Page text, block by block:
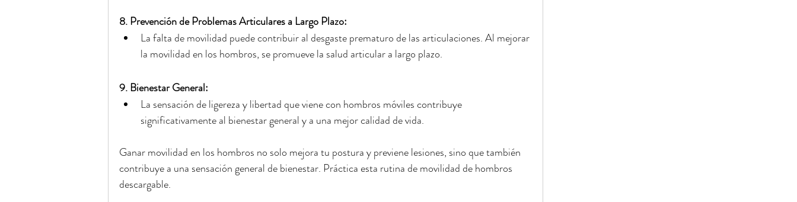
8. Prevención de Problemas Articulares a Largo Plazo:
La falta de movilidad puede contribuir al desgaste prematuro de las articulaciones. Al mejorar
la movilidad en los hombros, se promueve la salud articular a largo plazo.
9. Bienestar General:
La sensación de ligereza y libertad que viene con hombros móviles contribuye
significativamente al bienestar general y a una mejor calidad de vida.
Ganar movilidad en los hombros no solo mejora tu postura y previene lesiones, sino que también
contribuye a una sensación general de bienestar. Práctica esta rutina de movilidad de hombros
descargable.